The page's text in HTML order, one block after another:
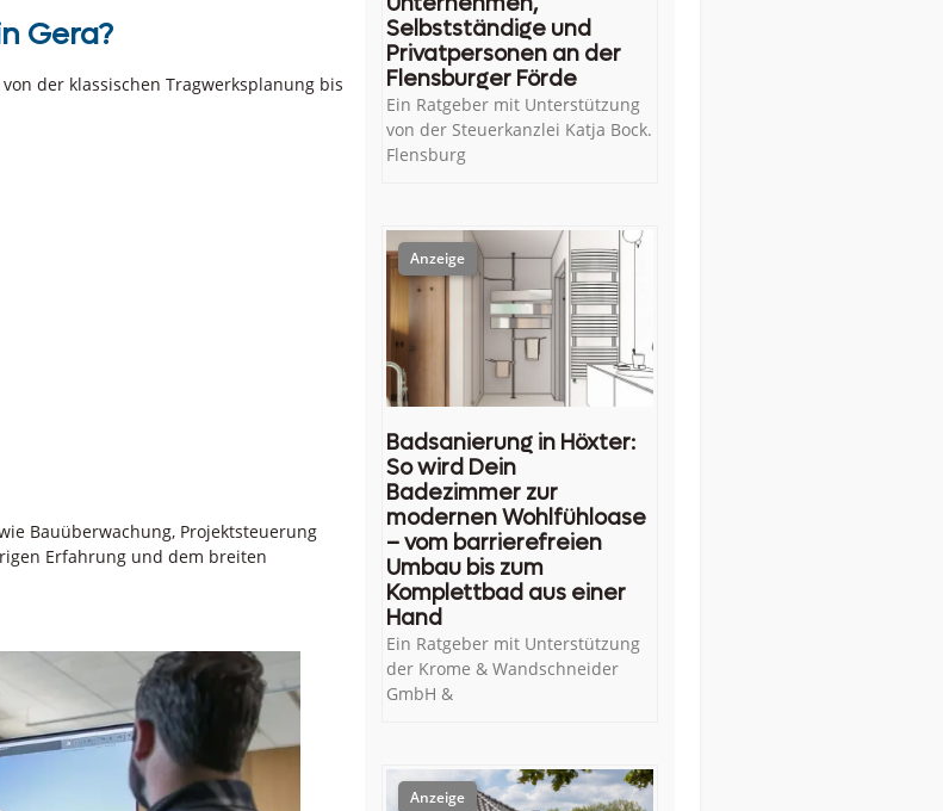
Gera?
der klassischen Tragwerksplanung bis
Bauüberwachung, Projektsteuerung
Erfahrung und dem breiten
Selbstständige und
Privatpersonen an der
Flensburger Förde
Ein Ratgeber mit Unterstützung
von der Steuerkanzlei Katja Bock.
Flensburg
Badsanierung in Höxter:
So wird Dein
Badezimmer zur
modernen Wohlfühloase
– vom barrierefreien
Umbau bis zum
Komplettbad aus einer
Hand
Ein Ratgeber mit Unterstützung
der Krome & Wandschneider
GmbH &